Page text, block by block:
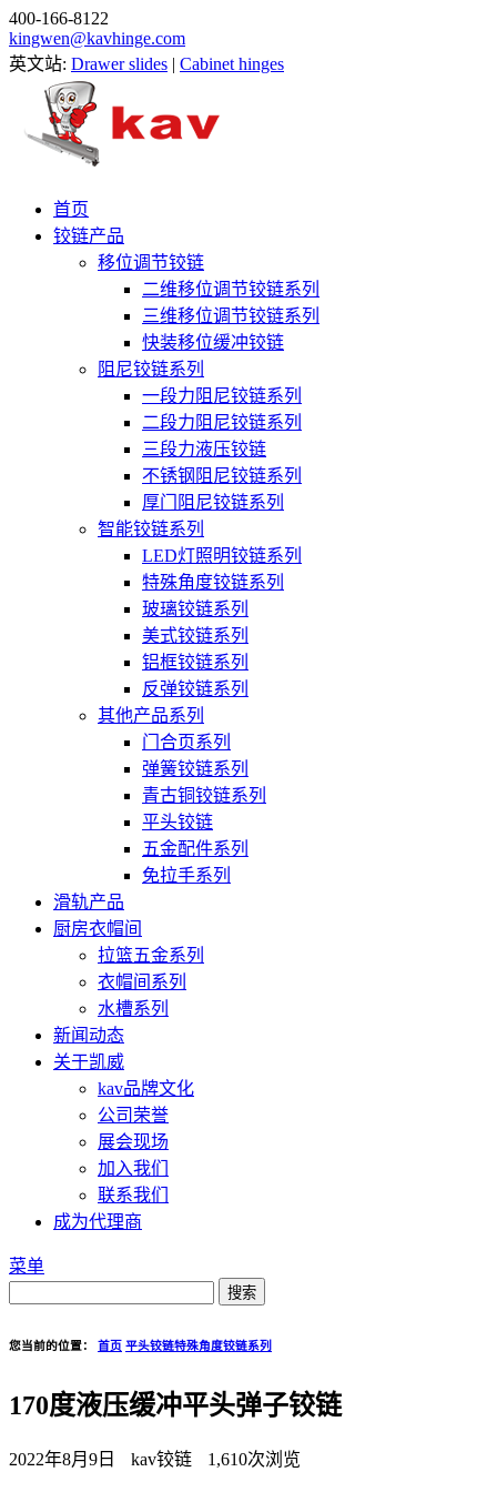
400-166-8122
kingwen@kavhinge.com
英文站: Drawer slides | Cabinet hinges
首页
铰链产品
移位调节铰链
二维移位调节铰链系列
三维移位调节铰链系列
快装移位缓冲铰链
阻尼铰链系列
一段力阻尼铰链系列
二段力阻尼铰链系列
三段力液压铰链
不锈钢阻尼铰链系列
厚门阻尼铰链系列
智能铰链系列
LED灯照明铰链系列
特殊角度铰链系列
玻璃铰链系列
美式铰链系列
铝框铰链系列
反弹铰链系列
其他产品系列
门合页系列
弹簧铰链系列
青古铜铰链系列
平头铰链
五金配件系列
免拉手系列
滑轨产品
厨房衣帽间
拉篮五金系列
衣帽间系列
水槽系列
新闻动态
关于凯威
kav品牌文化
公司荣誉
展会现场
加入我们
联系我们
成为代理商
菜单
您当前的位置： 首页 平头铰链特殊角度铰链系列
170度液压缓冲平头弹子铰链
2022年8月9日 kav铰链 1,610次浏览